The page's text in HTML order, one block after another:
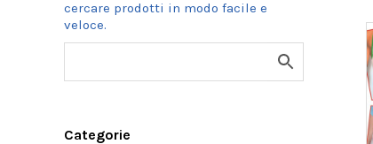
Categorie